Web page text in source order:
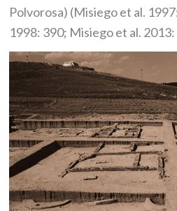
Polvorosa) (Misiego et al.
1998: 390; Misiego et al. 2013: